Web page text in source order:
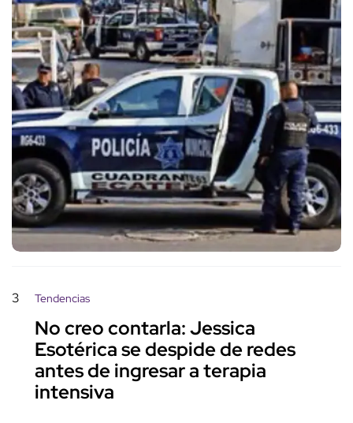
3 Tendencias
No creo contarla: Jessica
Esotérica se despide de redes
antes de ingresar a terapia
intensiva